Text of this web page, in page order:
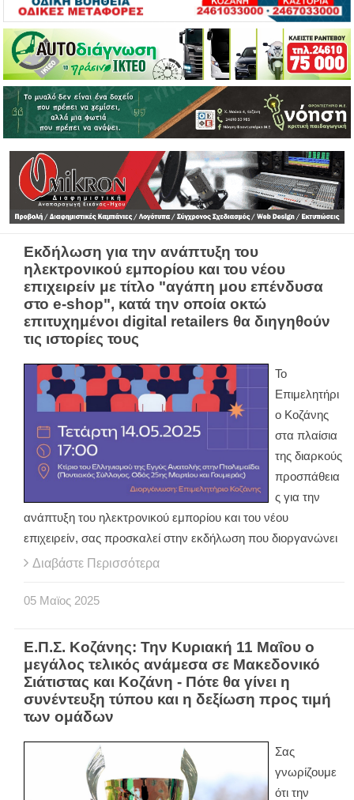
Εκδήλωση για την ανάπτυξη του
ηλεκτρονικού εμπορίου και του νέου
επιχειρείν με τίτλο "αγάπη μου επένδυσα
στο e-shop", κατά την οποία οκτώ
επιτυχημένοι digital retailers θα διηγηθούν
τις ιστορίες τους
Το
Επιμελητήρι
ο Κοζάνης
στα πλαίσια
της διαρκούς
προσπάθεια
ς για την
ανάπτυξη του ηλεκτρονικού εμπορίου και του νέου
επιχειρείν, σας προσκαλεί στην εκδήλωση που διοργανώνει
Διαβάστε Περισσότερα
05 Μαϊος 2025
Ε.Π.Σ. Κοζάνης: Την Κυριακή 11 Μαΐου ο
μεγάλος τελικός ανάμεσα σε Μακεδονικό
Σιάτιστας και Κοζάνη - Πότε θα γίνει η
συνέντευξη τύπου και η δεξίωση προς τιμή
των ομάδων
Σας
γνωρίζουμε
ότι την